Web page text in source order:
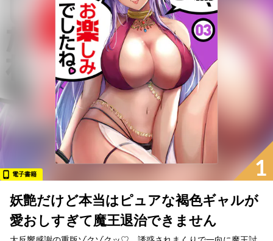
1
電子書籍
妖艶だけど本当はピュアな褐色ギャルが
愛おしすぎて魔王退治できません